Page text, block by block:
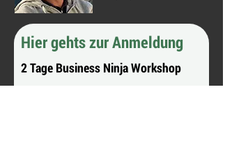
Hier gehts zur Anmeldung
2 Tage Business Ninja Workshop